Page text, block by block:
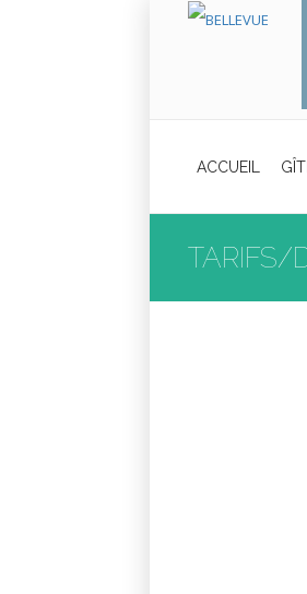
ACCUEIL
TARIFS/